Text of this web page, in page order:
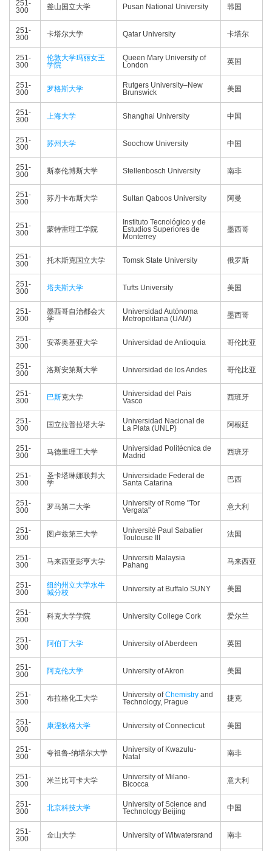
251-
300
釜山国立大学 Pusan National University 韩国
251-
300
卡塔尔大学 Qatar University 卡塔尔
251-
300
伦敦大学玛丽女王
学院
Queen Mary University of
London
英国
251-
300
罗格斯大学
Rutgers University–New
Brunswick
美国
251-
300
上海大学 Shanghai University 中国
251-
300
苏州大学 Soochow University 中国
251-
300
斯泰伦博斯大学 Stellenbosch University 南非
251-
300
苏丹卡布斯大学 Sultan Qaboos University 阿曼
251-
300
蒙特雷理工学院
Instituto Tecnológico y de
Estudios Superiores de
Monterrey
墨西哥
251-
300
托木斯克国立大学 Tomsk State University 俄罗斯
251-
300
塔夫斯大学 Tufts University 美国
251-
300
墨西哥自治都会大
学
Universidad Autónoma
Metropolitana (UAM)
墨西哥
251-
300
安蒂奥基亚大学 Universidad de Antioquia 哥伦比亚
251-
300
洛斯安第斯大学 Universidad de los Andes 哥伦比亚
251-
300
巴斯克大学
Universidad del Pais
Vasco
西班牙
251-
300
国立拉普拉塔大学
Universidad Nacional de
La Plata (UNLP)
阿根廷
251-
300
马德里理工大学
Universidad Politécnica de
Madrid
西班牙
251-
300
圣卡塔琳娜联邦大
学
Universidade Federal de
Santa Catarina
巴西
251-
300
罗马第二大学
University of Rome "Tor
Vergata"
意大利
251-
300
图卢兹第三大学
Université Paul Sabatier
Toulouse III
法国
251-
300
马来西亚彭亨大学
Universiti Malaysia
Pahang
马来西亚
251-
300
纽约州立大学水牛
城分校
University at Buffalo SUNY 美国
251-
300
科克大学学院 University College Cork 爱尔兰
251-
300
阿伯丁大学 University of Aberdeen 英国
251-
300
阿克伦大学 University of Akron 美国
251-
300
布拉格化工大学 University ofChemistry and
Technology, Prague
捷克
251-
300
康涅狄格大学 University of Connecticut 美国
251-
300
夸祖鲁-纳塔尔大学
University of Kwazulu-
Natal
南非
251-
300
米兰比可卡大学
University of Milano-
Bicocca
意大利
251-
300
北京科技大学
University of Science and
Technology Beijing
中国
251-
300
金山大学 University of Witwatersrand 南非